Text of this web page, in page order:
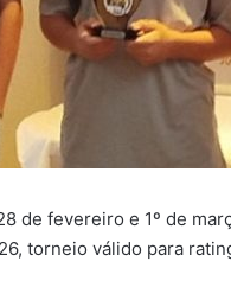
de fevereiro e 1º de
torneio válido para